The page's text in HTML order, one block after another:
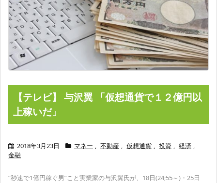
【テレビ】 与沢翼 「仮想通貨で１２億円以
上稼いだ」
2018年3月23日 マネー , 不動産 , 仮想通貨 , 投資 , 経済 ,
金融
“秒速で1億円稼ぐ男”こと実業家の与沢翼氏が、18日(24;55～)・25日